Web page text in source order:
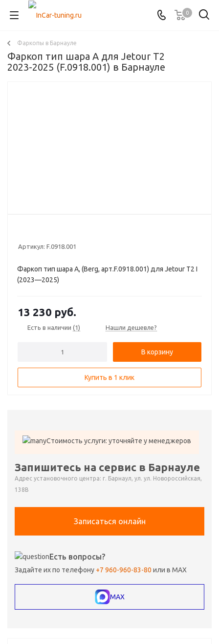
0
Фаркопы в Барнауле
Фаркоп тип шара A для Jetour T2
2023-2025 (F.0918.001) в Барнауле
Артикул: F.0918.001
Фаркоп тип шара A, (Berg, арт.F.0918.001) для Jetour T2 I
(2023—2025)
13 230 руб.
Есть в наличии (1) Нашли дешевле?
В корзину
Купить в 1 клик
Стоимость услуги: уточняйте у менеджеров
Запишитесь на сервис в Барнауле
Адрес установочного центра: г. Барнаул, ул. ул. Новороссийская,
138В
Записаться онлайн
Есть вопросы?
Задайте их по телефону +7 960-960-83-80 или в MAX
MAX